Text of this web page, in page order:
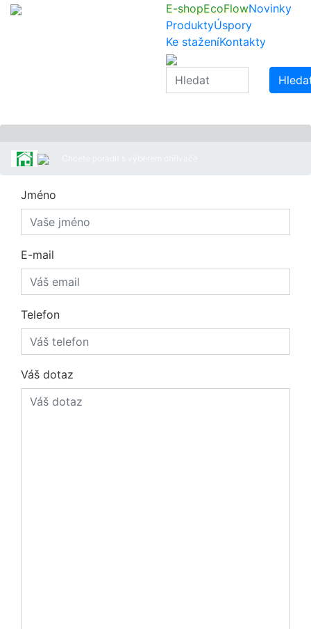
E-shopEcoFlowNovinky
ProduktyÚspory
Ke staženíKontakty
Jméno
E-mail
Telefon
Váš dotaz